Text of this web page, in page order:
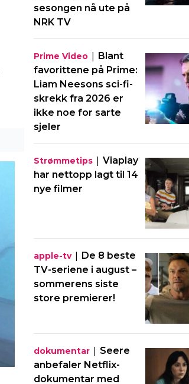
sesongen nå ute på
NRK TV
Prime Video| Blant
favorittene på Prime:
Liam Neesons sci-fi-
skrekk fra 2026 er
ikke noe for sarte
sjeler
Strømmetips| Viaplay
har nettopp lagt til 14
nye filmer
apple-tv| De 8 beste
TV-seriene i august –
sommerens siste
store premierer!
dokumentar| Seere
anbefaler Netflix-
dokumentar med